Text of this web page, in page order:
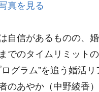
真を見る
自信があるものの、
でのタイムリミット
グラム”を追う婚活
のあやか（中野綾香